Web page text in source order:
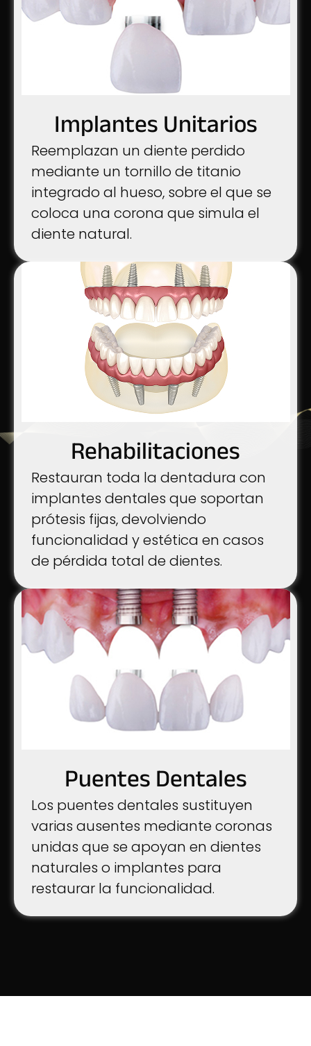
Implantes Unitarios
Reemplazan un diente perdido
mediante un tornillo de titanio
integrado al hueso, sobre el que se
coloca una corona que simula el
diente natural.
Rehabilitaciones
Restauran toda la dentadura con
implantes dentales que soportan
prótesis fijas, devolviendo
funcionalidad y estética en casos
de pérdida total de dientes.
Puentes Dentales
Los puentes dentales sustituyen
varias ausentes mediante coronas
unidas que se apoyan en dientes
naturales o implantes para
restaurar la funcionalidad.